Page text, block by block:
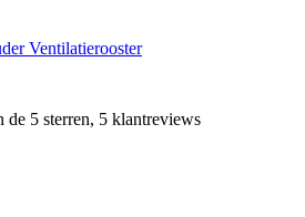
Ventilatierooster
de 5 sterren, 5 klantreviews